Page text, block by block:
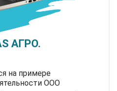
АГРО.
на примере
ООО